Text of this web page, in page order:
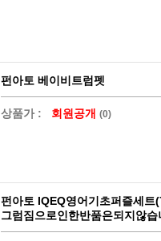
펀아토 베이비트럼펫
상품가 : 회원공개 (0)
펀아토 IQEQ영어기초퍼즐세트
그럼짐으로인한반품은되지않습